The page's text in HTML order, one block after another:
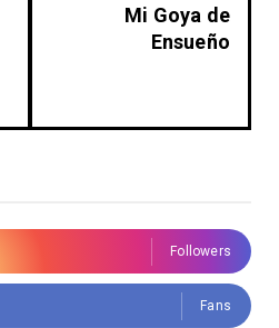
Mi Goya de
Ensueño
Followers
Fans